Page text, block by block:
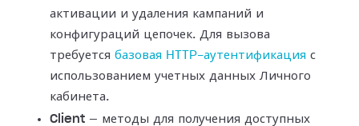
активации и удаления кампаний и
конфигураций цепочек. Для вызова
требуется базовая HTTP-аутентификация с
использованием учетных данных Личного
кабинета.
Client — методы для получения доступных